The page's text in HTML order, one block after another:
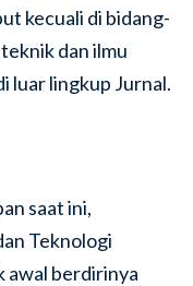
kecuali di bidang-
dan ilmu
luar lingkup Jurnal.
saat ini,
Teknologi
awal berdirinya